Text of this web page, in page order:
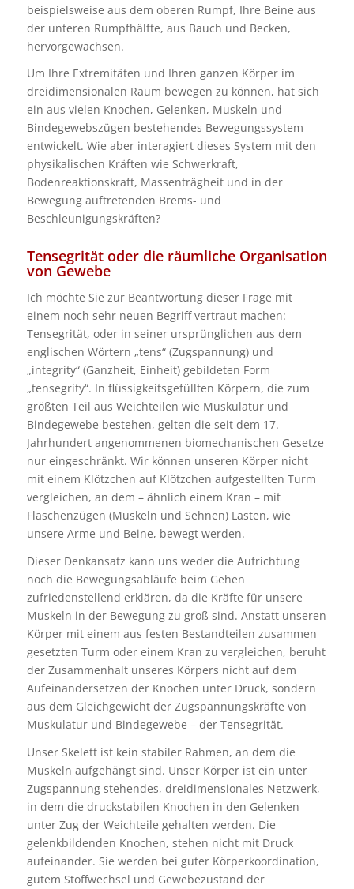
beispielsweise aus dem oberen Rumpf, Ihre Beine aus
der unteren Rumpfhälfte, aus Bauch und Becken,
hervorgewachsen.
Um Ihre Extremitäten und Ihren ganzen Körper im
dreidimensionalen Raum bewegen zu können, hat sich
ein aus vielen Knochen, Gelenken, Muskeln und
Bindegewebszügen bestehendes Bewegungssystem
entwickelt. Wie aber interagiert dieses System mit den
physikalischen Kräften wie Schwerkraft,
Bodenreaktionskraft, Massenträgheit und in der
Bewegung auftretenden Brems- und
Beschleunigungskräften?
Tensegrität oder die räumliche Organisation
von Gewebe
Ich möchte Sie zur Beantwortung dieser Frage mit
einem noch sehr neuen Begriff vertraut machen:
Tensegrität, oder in seiner ursprünglichen aus dem
englischen Wörtern „tens“ (Zugspannung) und
„integrity“ (Ganzheit, Einheit) gebildeten Form
„tensegrity“. In flüssigkeitsgefüllten Körpern, die zum
größten Teil aus Weichteilen wie Muskulatur und
Bindegewebe bestehen, gelten die seit dem 17.
Jahrhundert angenommenen biomechanischen Gesetze
nur eingeschränkt. Wir können unseren Körper nicht
mit einem Klötzchen auf Klötzchen aufgestellten Turm
vergleichen, an dem – ähnlich einem Kran – mit
Flaschenzügen (Muskeln und Sehnen) Lasten, wie
unsere Arme und Beine, bewegt werden.
Dieser Denkansatz kann uns weder die Aufrichtung
noch die Bewegungsabläufe beim Gehen
zufriedenstellend erklären, da die Kräfte für unsere
Muskeln in der Bewegung zu groß sind. Anstatt unseren
Körper mit einem aus festen Bestandteilen zusammen
gesetzten Turm oder einem Kran zu vergleichen, beruht
der Zusammenhalt unseres Körpers nicht auf dem
Aufeinandersetzen der Knochen unter Druck, sondern
aus dem Gleichgewicht der Zugspannungskräfte von
Muskulatur und Bindegewebe – der Tensegrität.
Unser Skelett ist kein stabiler Rahmen, an dem die
Muskeln aufgehängt sind. Unser Körper ist ein unter
Zugspannung stehendes, dreidimensionales Netzwerk,
in dem die druckstabilen Knochen in den Gelenken
unter Zug der Weichteile gehalten werden. Die
gelenkbildenden Knochen, stehen nicht mit Druck
aufeinander. Sie werden bei guter Körperkoordination,
gutem Stoffwechsel und Gewebezustand der